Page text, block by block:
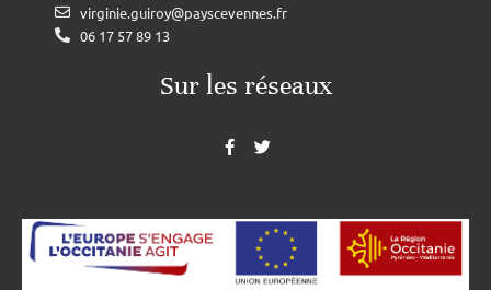
virginie.guiroy@payscevennes.fr
06 17 57 89 13
Sur les réseaux